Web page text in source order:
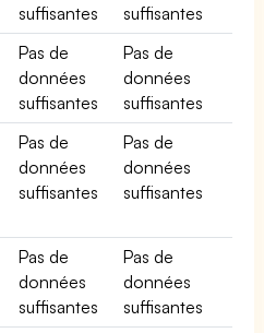
suffisantes
suffisantes
Pas de
données
suffisantes
Pas de
données
suffisantes
Pas de
données
suffisantes
Pas de
données
suffisantes
Pas de
données
suffisantes
Pas de
données
suffisantes